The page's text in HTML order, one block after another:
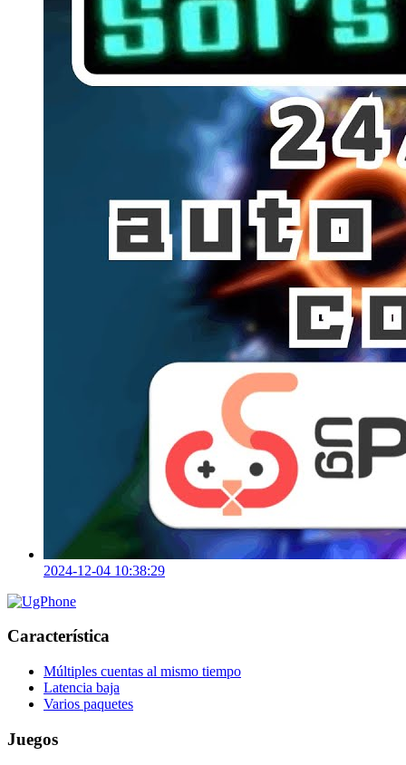
2024-12-04 10:38:29
Característica
Múltiples cuentas al mismo tiempo
Latencia baja
Varios paquetes
Juegos